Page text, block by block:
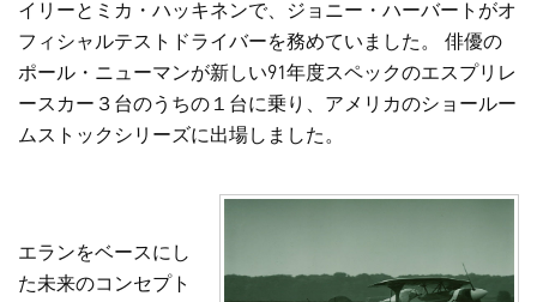
イリーとミカ・ハッキネンで、ジョニー・ハーバートがオ
フィシャルテストドライバーを務めていました。 俳優の
ポール・ニューマンが新しい91年度スペックのエスプリレ
ースカー３台のうちの１台に乗り、アメリカのショールー
ムストックシリーズに出場しました。
エランをベースにし
た未来のコンセプト